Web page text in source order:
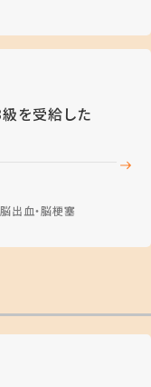
を受給した
脳出血・脳梗塞